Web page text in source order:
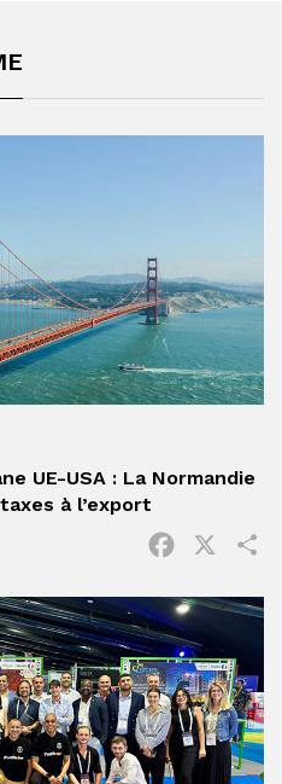
UE-USA : La Normandie
à l’export
Facebook